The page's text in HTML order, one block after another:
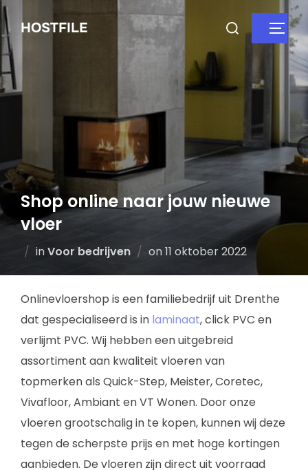
HOSTFILE
Shop online naar jouw nieuwe
vloer
inVoor bedrijven on11 oktober 2022
Onlinevloershop is een familiebedrijf uit Drenthe
dat gespecialiseerd is in laminaat, click PVC en
verlijmt PVC. Wij hebben een uitgebreid
assortiment aan kwaliteit vloeren van
topmerken als Quick-Step, Meister, Coretec,
Vivafloor, Ambiant en VT Wonen. Door onze
vloeren grootschalig in te kopen, kunnen wij deze
tegen de scherpste prijs en met hoge kortingen
aanbieden. De vloeren zijn direct uit voorraad